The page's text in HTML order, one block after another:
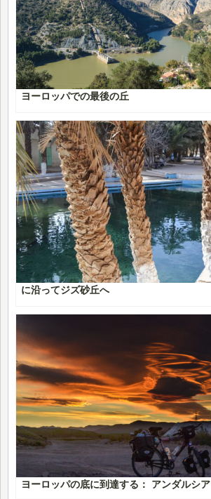
ヨーロッパでの最後の丘
に沿ってジズ砂丘へ
ヨーロッパの底に到達する： アンダルシア